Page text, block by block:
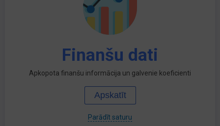
Finanšu dati
Apkopota finanšu informācija un galvenie koeficienti
Apskatīt
Parādīt saturu